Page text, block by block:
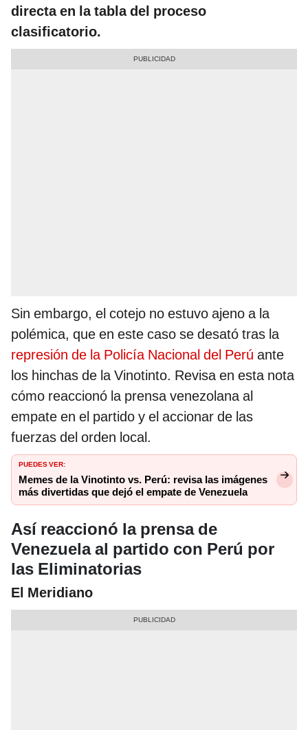
directa en la tabla del proceso
clasificatorio.
Sin embargo, el cotejo no estuvo ajeno a la
polémica, que en este caso se desató tras la
represión de la Policía Nacional del Perú ante
los hinchas de la Vinotinto. Revisa en esta nota
cómo reaccionó la prensa venezolana al
empate en el partido y el accionar de las
fuerzas del orden local.
PUEDES VER:
Memes de la Vinotinto vs. Perú: revisa las imágenes
más divertidas que dejó el empate de Venezuela
Así reaccionó la prensa de
Venezuela al partido con Perú por
las Eliminatorias
El Meridiano